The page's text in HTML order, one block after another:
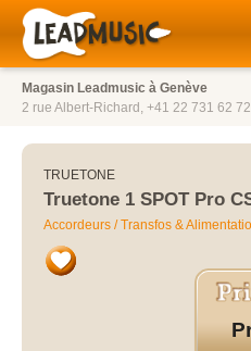
Magasin Leadmusic à Genève
2 rue Albert-Richard, +41 22 731 62 72
TRUETONE
Truetone 1 SPOT Pro
Accordeurs / Transfos &